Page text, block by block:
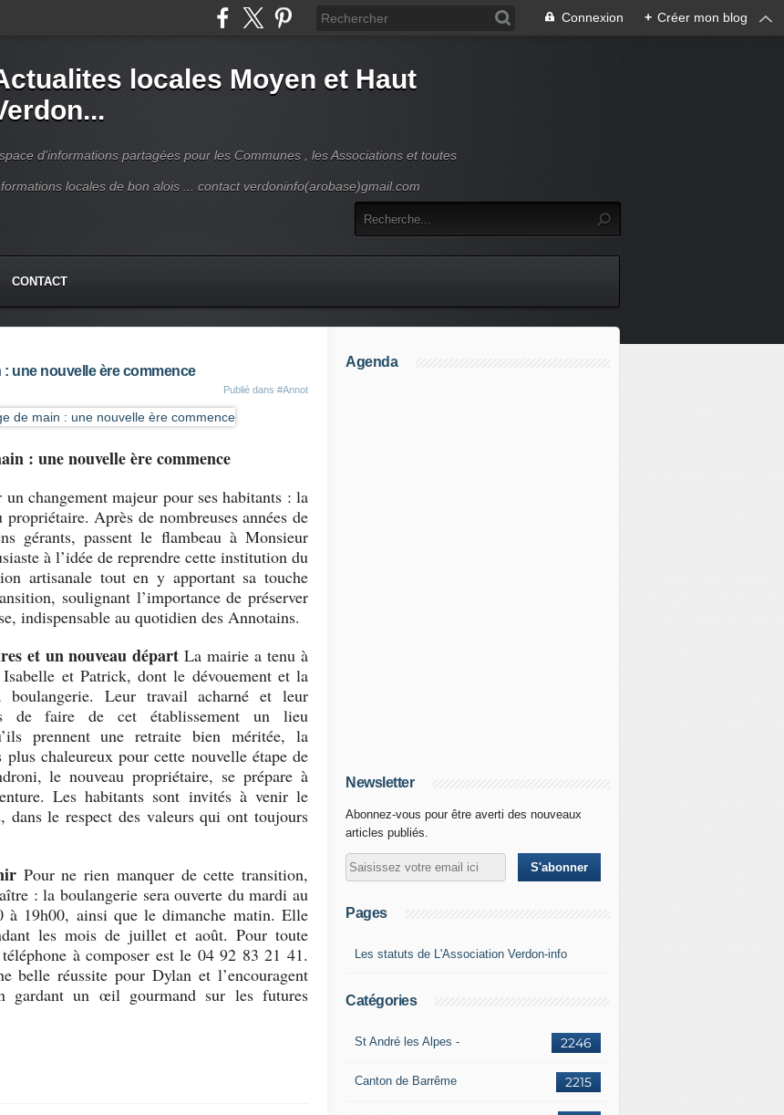
Connexion + Créer mon blog
locales Moyen et Haut
d'informations partagées pour les Communes , les Associations et toutes
locales de bon alois ... contact verdoninfo(arobase)gmail.com
CONTACT
une nouvelle ère commence
Publié dans #Annot
: une nouvelle ère commence
changement majeur pour ses habitants : la
Après de nombreuses années de
gérants, passent le flambeau à Monsieur
à l’idée de reprendre cette institution du
artisanale tout en y apportant sa touche
soulignant l’importance de préserver
indispensable au quotidien des Annotains.
et un nouveau départ La mairie a tenu à
et Patrick, dont le dévouement et la
Leur travail acharné et leur
de faire de cet établissement un lieu
prennent une retraite bien méritée, la
chaleureux pour cette nouvelle étape de
le nouveau propriétaire, se prépare à
. Les habitants sont invités à venir le
dans le respect des valeurs qui ont toujours
Pour ne rien manquer de cette transition,
: la boulangerie sera ouverte du mardi au
à 19h00, ainsi que le dimanche matin. Elle
les mois de juillet et août. Pour toute
à composer est le 04 92 83 21 41.
belle réussite pour Dylan et l’encouragent
gardant un œil gourmand sur les futures
Agenda
Newsletter
Abonnez-vous pour être averti des nouveaux
articles publiés.
Pages
Les statuts de L'Association Verdon-info
Catégories
2246
St André les Alpes -
2215
Canton de Barrême